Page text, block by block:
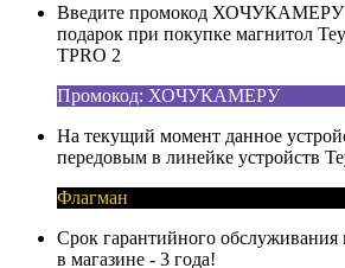
Введите промокод ХОЧУКАМЕРУ
подарок при покупке магнитол
TPRO 2
Промокод: ХОЧУКАМЕРУ
На текущий момент данное
передовым в линейке устройств
Флагман
Срок гарантийного обслуживания
в магазине - 3 года!